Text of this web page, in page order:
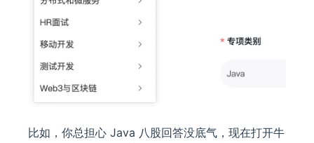
比如，你总担心 Java 八股回答没底气，现在打开牛